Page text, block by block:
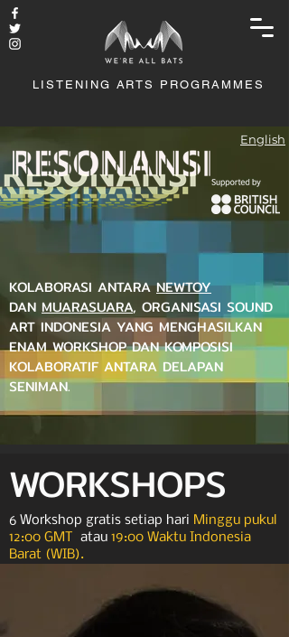
LISTENING ARTS PROGRAMMES
English
KOLABORASI ANTARANEWTOY
DAN MUARASUARA, ORGANISASI SOUND
ART INDONESIA YANG MENGHASILKAN
ENAM WORKSHOP DAN KOMPOSISI
KOLABORATIF ANTARA DELAPAN
SENIMAN.
WORKSHOPS
6 Workshop gratis setiap hari Minggu pukul
12:00 GMT atau 19:00 Waktu Indonesia
Barat (WIB).